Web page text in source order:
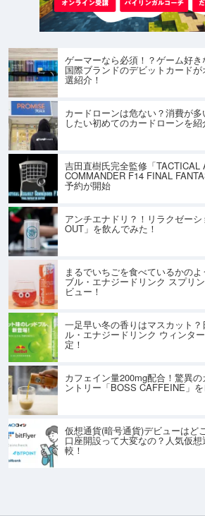
ゲーマーなら必須！？ゲーム好
国際ブランドのデビットカード
選紹介！
カードローンは危ない？消費が
したい初めてのカードローンを紹
吉田直樹氏完全監修「TACTICAL
COMMANDER F14 FINAL
予約が開始
アンチエナドリ？！リラクゼー
OUT」を飲んでみた！
まるでいちごを食べているかの
ブル・エナジードリンク スプリ
ビュー！
一足早い冬の香りはマスカット
ル・エナジードリンク ウィンタ
定！
カフェイン量200mg配合！驚異
ントリー「BOSS CAFFEINE」を
仮想通貨(暗号通貨)デビューはど
口座開設って大変なの？人気仮
較！